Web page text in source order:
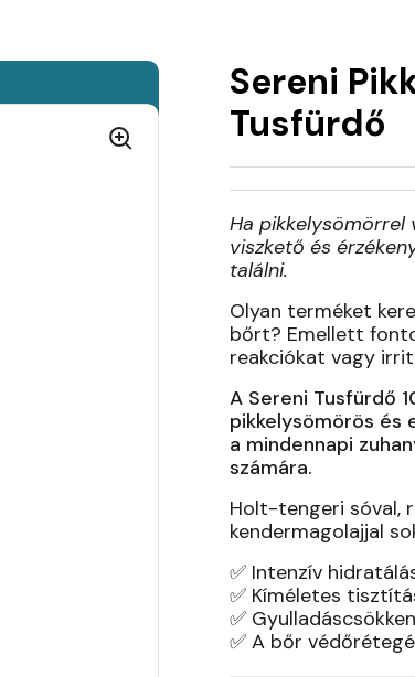
Sereni
Tusfürdő
Ha pikkelysömörrel
viszkető és
találni.
Olyan terméket
bőrt? Emellett
reakciókat vagy
A Sereni Tusfürdő
pikkelysömörös és
a mindennapi
számára.
Holt-tengeri sóval,
kendermagolajjal
✅ Intenzív
✅ Kíméletes
✅
✅ A bőr